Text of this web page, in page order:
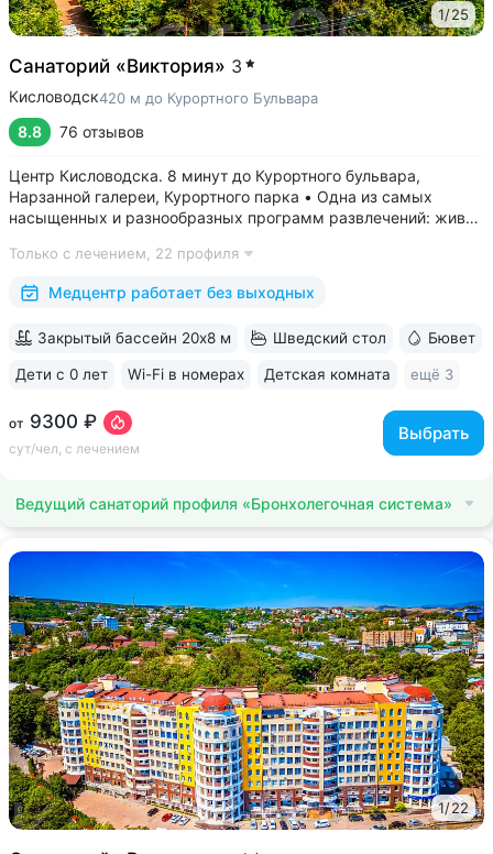
1/25
Санаторий «Виктория» 3
Кисловодск420 м до Курортного Бульвара
8.8 76 отзывов
Центр Кисловодска. 8 минут до Курортного бульвара,
Нарзанной галереи, Курортного парка • Одна из самых
насыщенных и разнообразных программ развлечений: живая
стендап, мастер-классы по рисованию «эбру» и танцам
(бачата, восточные танцы)....
Только с лечением, 22 профиля
Медцентр работает без выходных
от 9300 ₽
сут/чел, с лечением
Выбрать
Закрытый бассейн 20х8 м Шведский стол Бювет
Дети с 0 лет Wi-Fi в номерах Детская комната ещё 3
Ведущий санаторий профиля «Бронхолегочная система»
1/22